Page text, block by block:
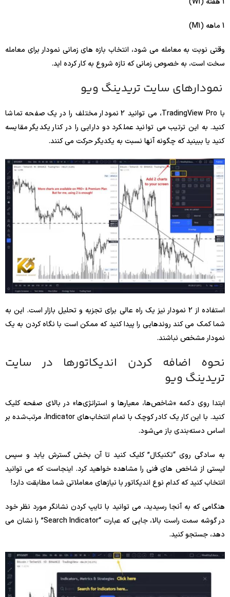
1 ماهه (M1)
وقتی نوبت به معامله می شود، انتخاب بازه های زمانی نمودار برای معامله
سخت است، به خصوص زمانی که تازه شروع به کار کرده اید.
نمودارهای سایت تریدینگ ویو
با TradingView Pro، می توانید 2 نمودار مختلف را در یک صفحه تماشا
کنید. به این ترتیب می توانید عملکرد دو دارایی را در کنار یکدیگر مقایسه
کنید یا ببینید که چگونه آنها نسبت به یکدیگر حرکت می کنند.
استفاده از 2 نمودار نیز یک راه عالی برای تجزیه و تحلیل بازار است. این به
شما کمک می کند روندهایی را پیدا کنید که ممکن است با نگاه کردن به یک
نمودار مشخص نباشند.
نحوه اضافه کردن اندیکاتورها در سایت
تریدینگ ویو
ابتدا روی دکمه «شاخص‌ها، معیارها و استراتژی‌ها» در بالای صفحه کلیک
کنید. با این کار یک کادر کوچک با تمام انتخاب‌های Indicator، مرتب‌شده بر
اساس دسته‌بندی باز می‌شود.
به سادگی روی “تکنیکال” کلیک کنید تا آن بخش گسترش یابد و سپس
لیستی از شاخص های فنی را مشاهده خواهید کرد. اینجاست که می توانید
انتخاب کنید که کدام نوع اندیکاتور با نیازهای معاملاتی شما مطابقت دارد!
هنگامی که به آنجا رسیدید، می توانید با تایپ کردن نشانگر مورد نظر خود
در گوشه سمت راست بالا، جایی که عبارت “Search Indicator” را نشان می
دهد، جستجو کنید.